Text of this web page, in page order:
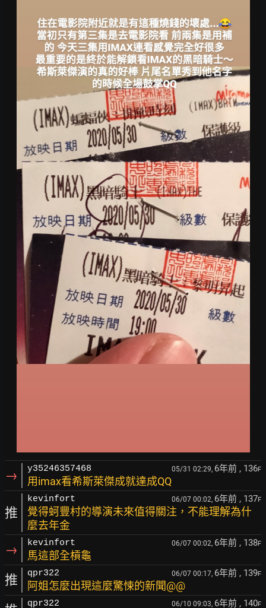
→ y35246357468 05/31 02:29, 6年前 , 136F
用imax看希斯萊傑成就達成QQ
推
kevinfort 06/07 00:02, 6年前 , 137F
覺得蚵豐村的導演未來值得關注，不能理解為什
麼去年金
→ kevinfort 06/07 00:02, 6年前 , 138F
馬這部全槓龜
推 qpr322 06/07 00:17, 6年前 , 139F
阿姐怎麼出現這麼驚悚的新聞@@
qpr322 06/10 09:03, 6年前 , 140F